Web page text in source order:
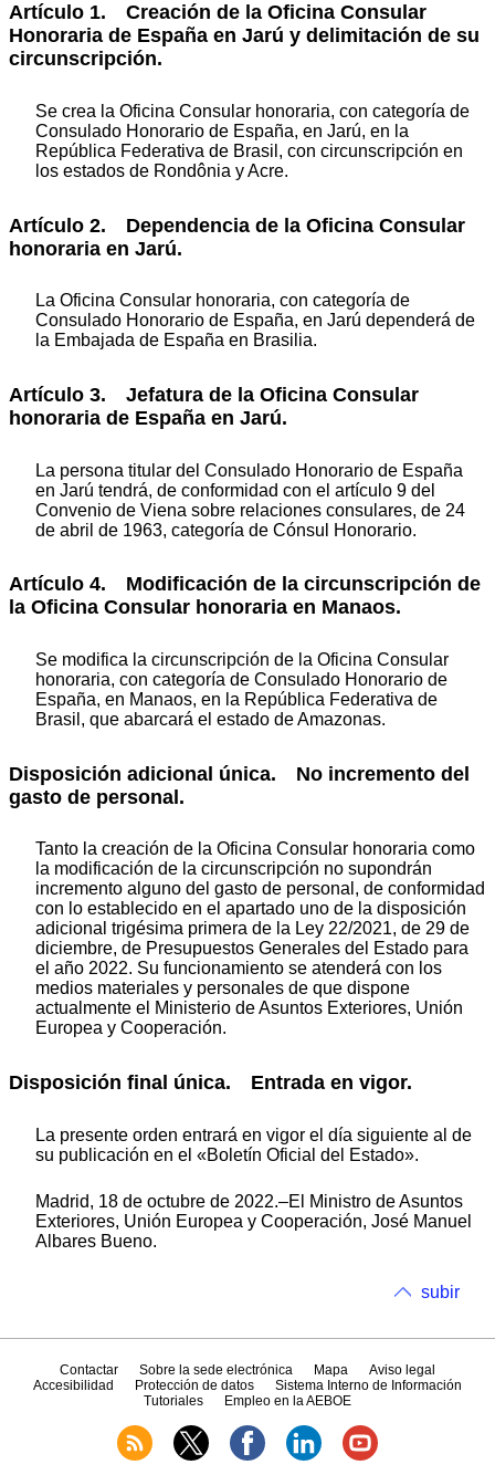
Artículo 1. Creación de la Oficina Consular
Honoraria de España en Jarú y delimitación de su
circunscripción.
Se crea la Oficina Consular honoraria, con categoría de
Consulado Honorario de España, en Jarú, en la
República Federativa de Brasil, con circunscripción en
los estados de Rondônia y Acre.
Artículo 2. Dependencia de la Oficina Consular
honoraria en Jarú.
La Oficina Consular honoraria, con categoría de
Consulado Honorario de España, en Jarú dependerá de
la Embajada de España en Brasilia.
Artículo 3. Jefatura de la Oficina Consular
honoraria de España en Jarú.
La persona titular del Consulado Honorario de España
en Jarú tendrá, de conformidad con el artículo 9 del
Convenio de Viena sobre relaciones consulares, de 24
de abril de 1963, categoría de Cónsul Honorario.
Artículo 4. Modificación de la circunscripción de
la Oficina Consular honoraria en Manaos.
Se modifica la circunscripción de la Oficina Consular
honoraria, con categoría de Consulado Honorario de
España, en Manaos, en la República Federativa de
Brasil, que abarcará el estado de Amazonas.
Disposición adicional única. No incremento del
gasto de personal.
Tanto la creación de la Oficina Consular honoraria como
la modificación de la circunscripción no supondrán
incremento alguno del gasto de personal, de conformidad
con lo establecido en el apartado uno de la disposición
adicional trigésima primera de la Ley 22/2021, de 29 de
diciembre, de Presupuestos Generales del Estado para
el año 2022. Su funcionamiento se atenderá con los
medios materiales y personales de que dispone
actualmente el Ministerio de Asuntos Exteriores, Unión
Europea y Cooperación.
Disposición final única. Entrada en vigor.
La presente orden entrará en vigor el día siguiente al de
su publicación en el «Boletín Oficial del Estado».
Madrid, 18 de octubre de 2022.–El Ministro de Asuntos
Exteriores, Unión Europea y Cooperación, José Manuel
Albares Bueno.
subir
Contactar Sobre la sede electrónica Mapa
Aviso legal
Accesibilidad
Protección de datos
Sistema Interno de Información
Tutoriales
Empleo en la AEBOE